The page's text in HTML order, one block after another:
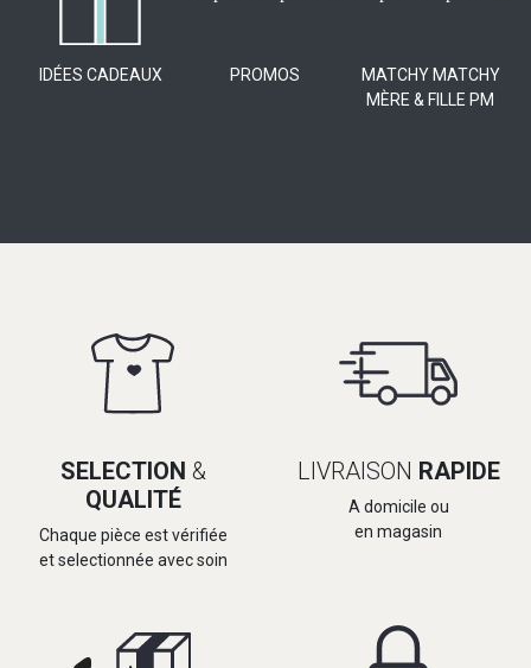
IDÉES CADEAUX PROMOS
MATCHY MATCHY
MÈRE & FILLE PM
SELECTION &
QUALITÉ
Chaque pièce est vérifiée
et selectionnée avec soin
LIVRAISON RAPIDE
A domicile ou
en magasin